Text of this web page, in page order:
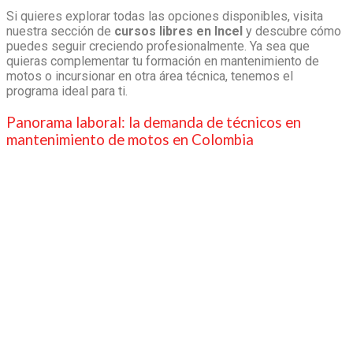
Si quieres explorar todas las opciones disponibles, visita
nuestra sección de cursos libres en Incel y descubre cómo
puedes seguir creciendo profesionalmente. Ya sea que
quieras complementar tu formación en mantenimiento de
motos o incursionar en otra área técnica, tenemos el
programa ideal para ti.
Panorama laboral: la demanda de técnicos en
mantenimiento de motos en Colombia